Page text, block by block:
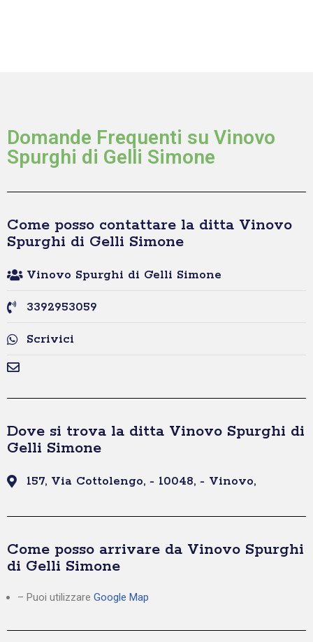
Domande Frequenti su Vinovo
Spurghi di Gelli Simone
Come posso contattare la ditta Vinovo
Spurghi di Gelli Simone
Vinovo Spurghi di Gelli Simone
3392953059
Scrivici
Dove si trova la ditta Vinovo Spurghi di
Gelli Simone
157, Via Cottolengo, - 10048, - Vinovo,
Come posso arrivare da Vinovo Spurghi
di Gelli Simone
– Puoi utilizzare Google Map